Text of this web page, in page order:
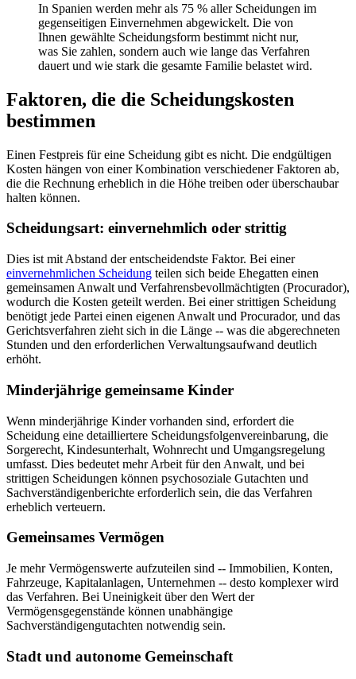
In Spanien werden mehr als 75 % aller Scheidungen im
gegenseitigen Einvernehmen abgewickelt. Die von
Ihnen gewählte Scheidungsform bestimmt nicht nur,
was Sie zahlen, sondern auch wie lange das Verfahren
dauert und wie stark die gesamte Familie belastet wird.
Faktoren, die die Scheidungskosten
bestimmen
Einen Festpreis für eine Scheidung gibt es nicht. Die endgültigen
Kosten hängen von einer Kombination verschiedener Faktoren ab,
die die Rechnung erheblich in die Höhe treiben oder überschaubar
halten können.
Scheidungsart: einvernehmlich oder strittig
Dies ist mit Abstand der entscheidendste Faktor. Bei einer
einvernehmlichen Scheidung teilen sich beide Ehegatten einen
gemeinsamen Anwalt und Verfahrensbevollmächtigten (Procurador),
wodurch die Kosten geteilt werden. Bei einer strittigen Scheidung
benötigt jede Partei einen eigenen Anwalt und Procurador, und das
Gerichtsverfahren zieht sich in die Länge -- was die abgerechneten
Stunden und den erforderlichen Verwaltungsaufwand deutlich
erhöht.
Minderjährige gemeinsame Kinder
Wenn minderjährige Kinder vorhanden sind, erfordert die
Scheidung eine detailliertere Scheidungsfolgenvereinbarung, die
Sorgerecht, Kindesunterhalt, Wohnrecht und Umgangsregelung
umfasst. Dies bedeutet mehr Arbeit für den Anwalt, und bei
strittigen Scheidungen können psychosoziale Gutachten und
Sachverständigenberichte erforderlich sein, die das Verfahren
erheblich verteuern.
Gemeinsames Vermögen
Je mehr Vermögenswerte aufzuteilen sind -- Immobilien, Konten,
Fahrzeuge, Kapitalanlagen, Unternehmen -- desto komplexer wird
das Verfahren. Bei Uneinigkeit über den Wert der
Vermögensgegenstände können unabhängige
Sachverständigengutachten notwendig sein.
Stadt und autonome Gemeinschaft